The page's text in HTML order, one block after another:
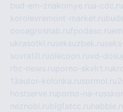
bud-em-znakomye.rua-cdc.ru
korolevremont-market.ru
oooagrosnab.rufpodaso.ru
ukrasotki.ruseksuzbek.ru
sovratili.ruolecoon.ruvd-
rbc-news.ruporno-skvirt.ru
13autor-kolonka.rusormol.ru
hostserve.ruporno-na-
neznobi.rubigfatcc.ru